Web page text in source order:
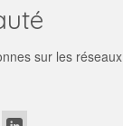
sur les réseaux